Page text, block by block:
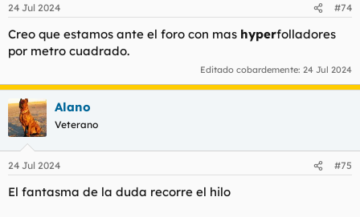
Cuarta y última conversación. Tía con el coño más caliente que
la fragua de Vulcano de Velázquez, y que se sorprendió de las
embestidas que le di. Verano pasado.
Ahora qué, ¿sigo siendo un fantasma?
e
:
24 Jul 2024 #74
Creo que estamos ante el foro con mas hyperfolladores
por metro cuadrado.
Editado cobardemente: 24 Jul 2024
Alano
Veterano
24 Jul 2024 #75
El fantasma de la duda recorre el hilo